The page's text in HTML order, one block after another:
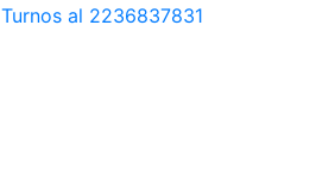
Turnos al 2236837831